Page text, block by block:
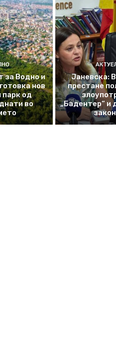
за Водно и
нов
парк од
во
Јаневска:
престане
„Бадентер“ и